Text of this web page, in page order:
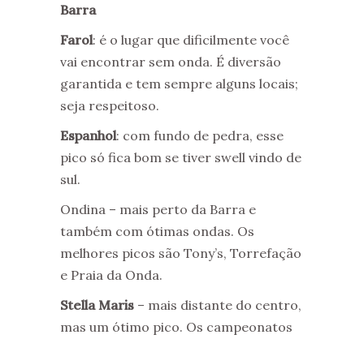
Barra
Farol: é o lugar que dificilmente você
vai encontrar sem onda. É diversão
garantida e tem sempre alguns locais;
seja respeitoso.
Espanhol: com fundo de pedra, esse
pico só fica bom se tiver swell vindo de
sul.
Ondina – mais perto da Barra e
também com ótimas ondas. Os
melhores picos são Tony’s, Torrefação
e Praia da Onda.
Stella Maris – mais distante do centro,
mas um ótimo pico. Os campeonatos